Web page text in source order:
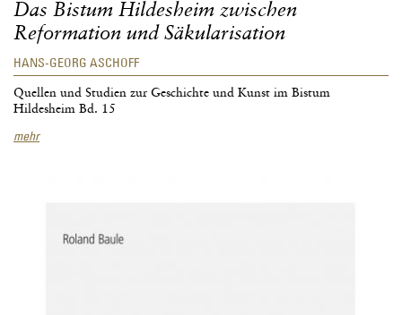
Das Bistum Hildesheim zwischen
Reformation und Säkularisation
HANS-GEORG ASCHOFF
Quellen und Studien zur Geschichte und Kunst im Bistum
Hildesheim Bd. 15
mehrDas
Säkularisation